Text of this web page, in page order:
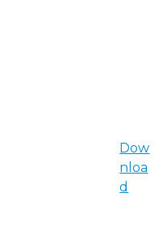
Dow
nloa
d